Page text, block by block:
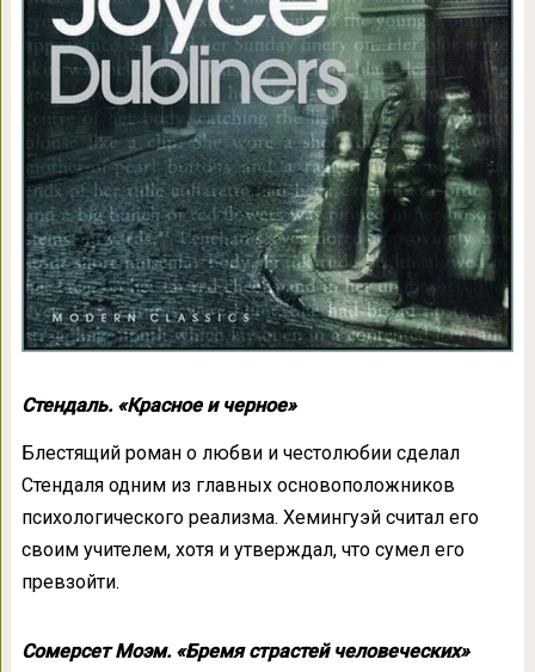
Стендаль. «Красное и черное»
Блестящий роман о любви и честолюбии сделал
Стендаля одним из главных основоположников
психологического реализма. Хемингуэй считал его
своим учителем, хотя и утверждал, что сумел его
превзойти.
Сомерсет Моэм. «Бремя страстей человеческих»